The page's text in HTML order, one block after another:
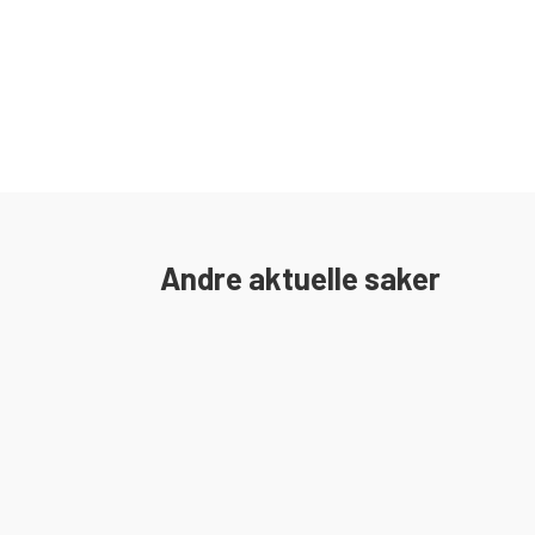
Andre aktuelle saker